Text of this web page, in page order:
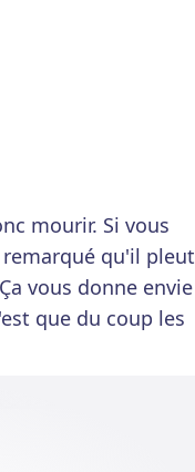
mourir. Si vous
qu'il pleut
vous donne envie
que du coup les